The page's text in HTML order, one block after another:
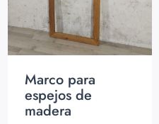
Marco para
espejos de
madera